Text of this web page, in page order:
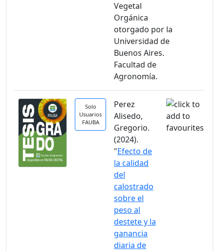
Vegetal
Orgánica
otorgado por la
Universidad de
Buenos Aires.
Facultad de
Agronomía.
Solo
Usuarios
FAUBA
Perez
Alisedo,
Gregorio.
(2024).
"Efecto de
la calidad
del
calostrado
sobre el
peso al
destete y la
ganancia
diaria de